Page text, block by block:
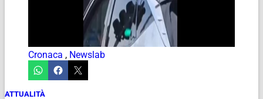
Cronaca , Newslab
ATTUALITÀ